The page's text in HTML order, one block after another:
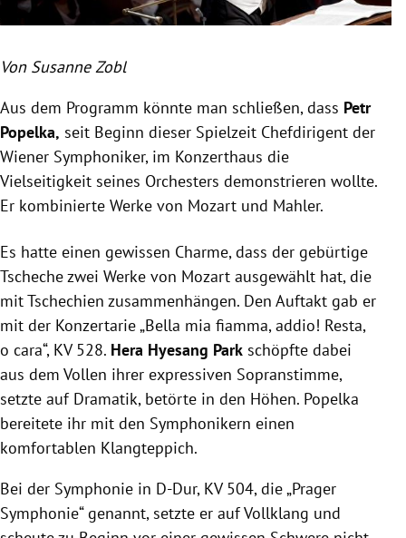
Untermenü
Untermenü
Von Susanne Zobl
Aus dem Programm könnte man schließen, dass Petr
Popelka, seit Beginn dieser Spielzeit Chefdirigent der
Wiener Symphoniker, im Konzerthaus die
Vielseitigkeit seines Orchesters demonstrieren wollte.
Er kombinierte Werke von Mozart und Mahler.
Es hatte einen gewissen Charme, dass der gebürtige
Tscheche zwei Werke von Mozart ausgewählt hat, die
mit Tschechien zusammenhängen. Den Auftakt gab er
mit der Konzertarie „Bella mia fiamma, addio! Resta,
o cara“, KV 528. Hera Hyesang Park schöpfte dabei
aus dem Vollen ihrer expressiven Sopranstimme,
setzte auf Dramatik, betörte in den Höhen. Popelka
bereitete ihr mit den Symphonikern einen
komfortablen Klangteppich.
Bei der Symphonie in D-Dur, KV 504, die „Prager
Symphonie“ genannt, setzte er auf Vollklang und